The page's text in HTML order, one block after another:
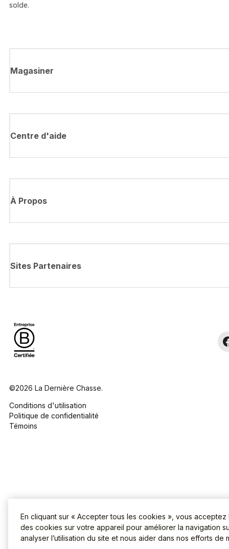
solde.
Magasiner
Centre d'aide
À Propos
Sites Partenaires
©2026 La Dernière Chasse.
Conditions d'utilisation
Politique de confidentialité
Témoins
En cliquant sur « Accepter tous les cookies », vous
des cookies sur votre appareil pour améliorer la navigation
analyser l’utilisation du site et nous aider dans nos efforts de